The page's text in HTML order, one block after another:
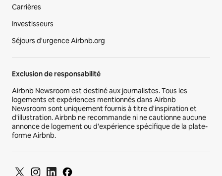
Carrières
Investisseurs
Séjours d'urgence Airbnb.org
Exclusion de responsabilité
Airbnb Newsroom est destiné aux journalistes. Tous les
logements et expériences mentionnés dans Airbnb
Newsroom sont uniquement fournis à titre d'inspiration et
d'illustration. Airbnb ne recommande ni ne cautionne aucune
annonce de logement ou d'expérience spécifique de la plate-
forme Airbnb.